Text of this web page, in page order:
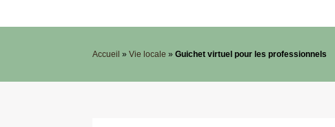
Accueil »Vie locale »Guichet virtuel pour les professionnels